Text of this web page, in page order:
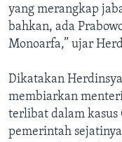
yang merangkap
bahkan, ada
Monoarfa,” ujar
Dikatakan
membiarkan
terlibat dalam kasus
pemerintah